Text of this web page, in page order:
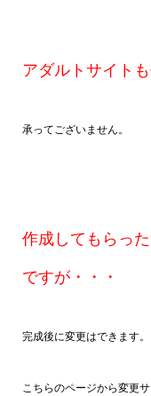
アダルトサイト
承ってございません。
作成してもらっ
ですが・・・
完成後に変更はできます。
こちらのページから変更